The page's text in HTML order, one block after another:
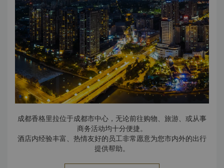
成都香格里拉位于成都市中心，无论前往购物、旅游、或从事
商务活动均十分便捷。
酒店内经验丰富、热情友好的员工非常愿意为您市内外的出行
提供帮助。